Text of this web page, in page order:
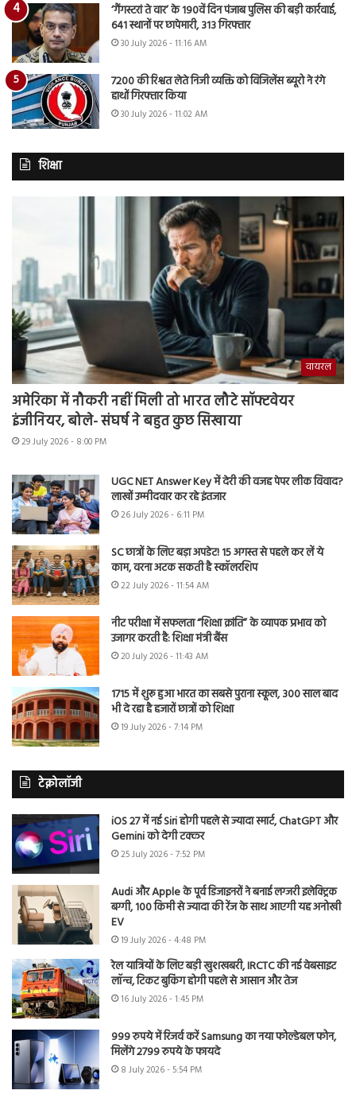
‘गैंगस्टरां ते वार’ के 190वें दिन पंजाब पुलिस की बड़ी कार्रवाई,
641 स्थानों पर छापेमारी, 313 गिरफ्तार
30 July 2026 - 11:16 AM
7200 की रिश्वत लेते निजी व्यक्ति को विजिलेंस ब्यूरो ने रंगे
हाथों गिरफ्तार किया
30 July 2026 - 11:02 AM
शिक्षा
वायरल
अमेरिका में नौकरी नहीं मिली तो भारत लौटे सॉफ्टवेयर
इंजीनियर, बोले- संघर्ष ने बहुत कुछ सिखाया
29 July 2026 - 8:00 PM
UGC NET Answer Key में देरी की वजह पेपर लीक विवाद?
लाखों उम्मीदवार कर रहे इंतजार
26 July 2026 - 6:11 PM
SC छात्रों के लिए बड़ा अपडेट! 15 अगस्त से पहले कर लें ये
काम, वरना अटक सकती है स्कॉलरशिप
22 July 2026 - 11:54 AM
नीट परीक्षा में सफलता “शिक्षा क्रांति” के व्यापक प्रभाव को
उजागर करती है: शिक्षा मंत्री बैंस
20 July 2026 - 11:43 AM
1715 में शुरू हुआ भारत का सबसे पुराना स्कूल, 300 साल बाद
भी दे रहा है हजारों छात्रों को शिक्षा
19 July 2026 - 7:14 PM
टेक्नोलॉजी
iOS 27 में नई Siri होगी पहले से ज्यादा स्मार्ट, ChatGPT और
Gemini को देगी टक्कर
25 July 2026 - 7:52 PM
Audi और Apple के पूर्व डिजाइनरों ने बनाई लग्जरी इलेक्ट्रिक
बग्गी, 100 किमी से ज्यादा की रेंज के साथ आएगी यह अनोखी
EV
19 July 2026 - 4:48 PM
रेल यात्रियों के लिए बड़ी खुशखबरी, IRCTC की नई वेबसाइट
लॉन्च, टिकट बुकिंग होगी पहले से आसान और तेज
16 July 2026 - 1:45 PM
999 रुपये में रिजर्व करें Samsung का नया फोल्डेबल फोन,
मिलेंगे 2799 रुपये के फायदे
8 July 2026 - 5:54 PM